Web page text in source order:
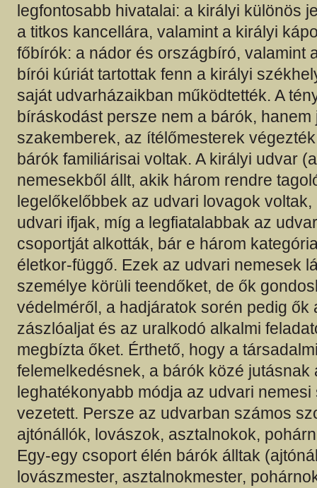
legfontosabb hivatalai: a királyi különös
a titkos kancellára, valamint a királyi
főbírók: a nádor és országbíró, valamint
bírói kúriát tartottak fenn a királyi
saját udvarházaikban működtették. A
bíráskodást persze nem a bárók, hanem
szakemberek, az ítélőmesterek
bárók familiárisai voltak. A királyi udvar
nemesekből állt, akik három rendre
legelőkelőbbek az udvari lovagok
udvari ifjak, míg a legfiatalabbak az
csoportját alkották, bár e három
életkor-függő. Ezek az udvari nemesek
személye körüli teendőket, de ők
védelméről, a hadjáratok sorén pedig ők
zászlóaljat és az uralkodó alkalmi
megbízta őket. Érthető, hogy a
felemelkedésnek, a bárók közé jutásnak
leghatékonyabb módja az udvari
vezetett. Persze az udvarban számos
ajtónállók, lovászok, asztalnokok,
Egy-egy csoport élén bárók álltak
lovászmester, asztalnokmester,